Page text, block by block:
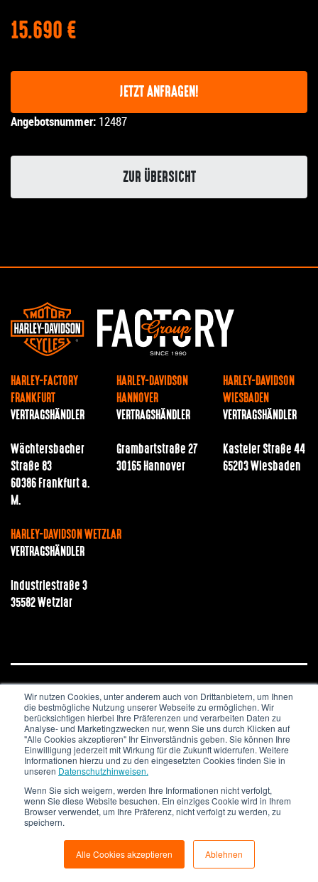
Wir nutzen Cookies, unter anderem auch von Drittanbietern, um Ihnen
die bestmögliche Nutzung unserer Webseite zu ermöglichen. Wir
berücksichtigen hierbei Ihre Präferenzen und verarbeiten Daten zu
Analyse- und Marketingzwecken nur, wenn Sie uns durch Klicken auf
"Alle Cookies akzeptieren" Ihr Einverständnis geben. Sie können Ihre
Einwilligung jederzeit mit Wirkung für die Zukunft widerrufen. Weitere
Informationen hierzu und zu den eingesetzten Cookies finden Sie in
unseren Datenschutzhinweisen.
Wenn Sie sich weigern, werden Ihre Informationen nicht verfolgt,
wenn Sie diese Website besuchen. Ein einziges Cookie wird in Ihrem
Browser verwendet, um Ihre Präferenz, nicht verfolgt zu werden, zu
speichern.
Alle Cookies akzeptieren Ablehnen
15.690 €
JETZT ANFRAGEN!
Angebotsnummer: 12487
ZUR ÜBERSICHT
HARLEY-FACTORY
FRANKFURT
VERTRAGSHÄNDLER
Wächtersbacher
Straße 83
60386 Frankfurt a.
M.
HARLEY-DAVIDSON
HANNOVER
VERTRAGSHÄNDLER
Grambartstraße 27
30165 Hannover
HARLEY-DAVIDSON
WIESBADEN
VERTRAGSHÄNDLER
Kasteler Straße 44
65203 Wiesbaden
HARLEY-DAVIDSON WETZLAR
VERTRAGSHÄNDLER
Industriestraße 3
35582 Wetzlar
JOBS & KARRIERE NEWSLETTER
IMPRESSUM
DATENSCHUTZ
Copyright © 2020. All Rights Reserved.